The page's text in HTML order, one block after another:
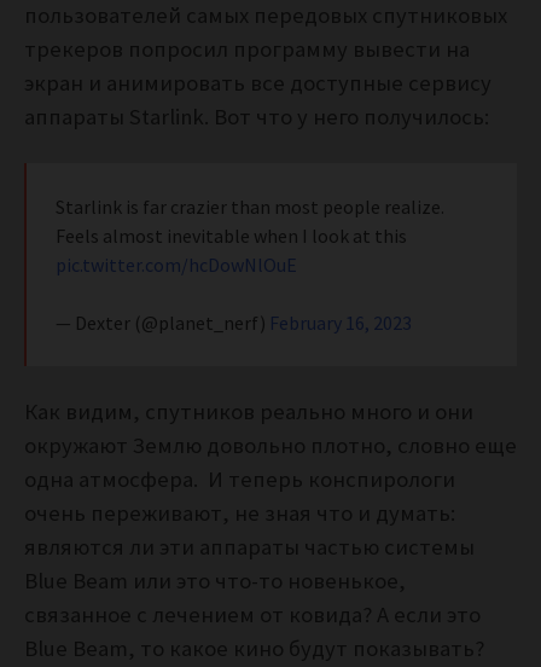
пользователей самых передовых спутниковых
трекеров попросил программу вывести на
экран и анимировать все доступные сервису
аппараты Starlink. Вот что у него получилось:
Starlink is far crazier than most people realize.
Feels almost inevitable when I look at this
pic.twitter.com/hcDowNlOuE
— Dexter (@planet_nerf) February 16, 2023
Как видим, спутников реально много и они
окружают Землю довольно плотно, словно еще
одна атмосфера. И теперь конспирологи
очень переживают, не зная что и думать:
являются ли эти аппараты частью системы
Blue Beam или это что-то новенькое,
связанное с лечением от ковида? А если это
Blue Beam, то какое кино будут показывать?